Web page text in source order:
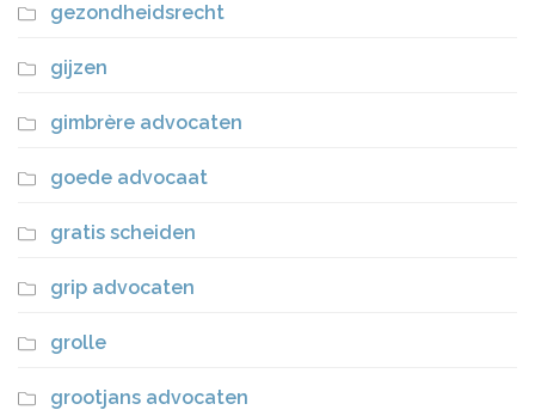
gezondheidsrecht
gijzen
gimbrère advocaten
goede advocaat
gratis scheiden
grip advocaten
grolle
grootjans advocaten